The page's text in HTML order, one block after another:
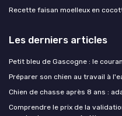
Recette faisan moelleux en
Les derniers articles
Petit bleu de Gascogne : le
Préparer son chien au travail à
Chien de chasse après 8 ans :
Comprendre le prix de la